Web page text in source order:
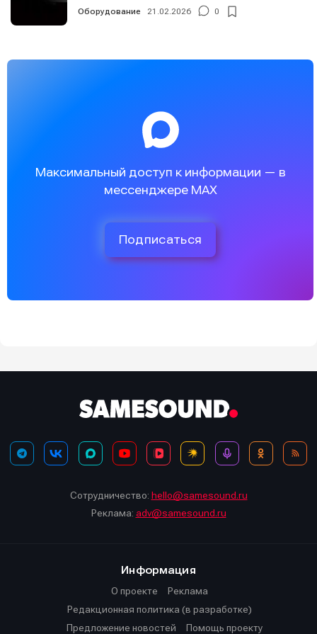
Оборудование 21.02.2026 0
Максимальный доступ к информации — в
мессенджере MAX
Подписаться
Сотрудничество: hello@samesound.ru
Реклама: adv@samesound.ru
Информация
О проекте
Реклама
Редакционная политика (в разработке)
Предложение новостей
Помощь проекту